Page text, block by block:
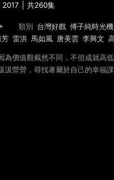
2017 共260集
類別 台灣好戲 傅子純時光機
雷洪 馬如風 唐美雲 李興文
為價值觀截然不同，不但成就高
汲營營，尋找著屬於自己的幸福課